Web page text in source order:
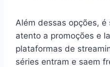
Além dessas opções,
atento a promoções e
plataformas de
séries entram e saem